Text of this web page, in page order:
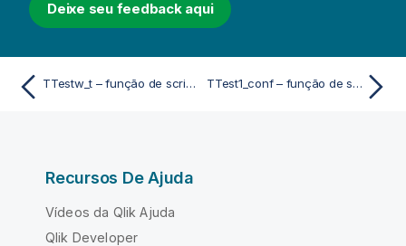
Deixe seu feedback aqui
TTestw_t – função de script e gráfico TTest1_conf – função de script e gráfico
Recursos De Ajuda
Vídeos da Qlik Ajuda
Qlik Developer